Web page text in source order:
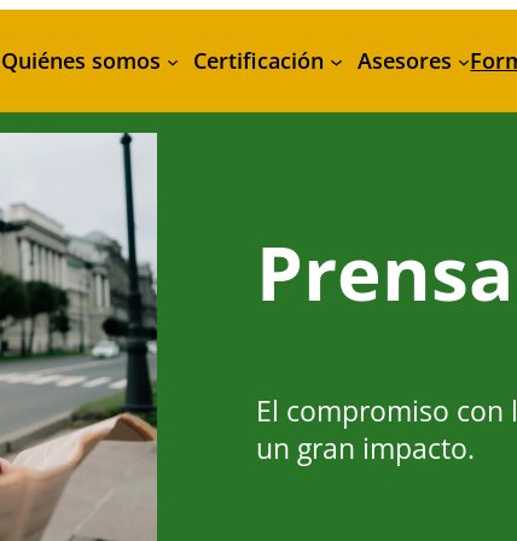
Quiénes somos Certificación Asesores
Prensa
El compromiso con
un gran impacto.